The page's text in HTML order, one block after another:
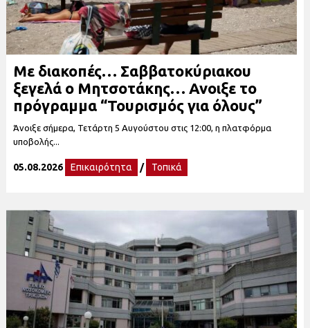
Με διακοπές… Σαββατοκύριακου
ξεγελά ο Μητσοτάκης… Ανοιξε το
πρόγραμμα “Τουρισμός για όλους”
Άνοιξε σήμερα, Τετάρτη 5 Αυγούστου στις 12:00, η πλατφόρμα
υποβολής...
05.08.2026 Επικαιρότητα / Τοπικά